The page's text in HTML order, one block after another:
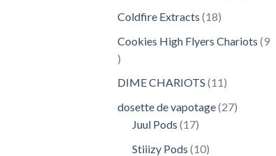
Coldfire Extracts 1818
Cookies High Flyers Chariots 9
9
DIME CHARIOTS 1111
dosette de vapotage 2727
Juul Pods 1717
Stiiizy Pods 1010